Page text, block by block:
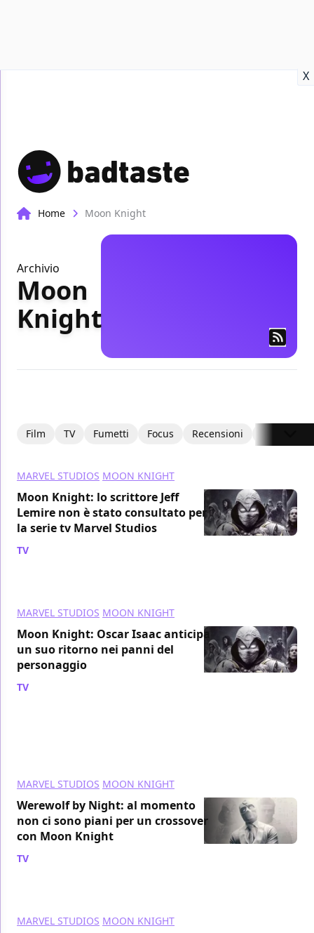
X
Home Moon Knight
Archivio
Moon
Knight
Film TV Fumetti Focus Recensioni
MARVEL STUDIOS MOON KNIGHT
Moon Knight: lo scrittore Jeff
Lemire non è stato consultato per
la serie tv Marvel Studios
TV
MARVEL STUDIOS MOON KNIGHT
Moon Knight: Oscar Isaac anticipa
un suo ritorno nei panni del
personaggio
TV
MARVEL STUDIOS MOON KNIGHT
Werewolf by Night: al momento
non ci sono piani per un crossover
con Moon Knight
TV
MARVEL STUDIOS MOON KNIGHT